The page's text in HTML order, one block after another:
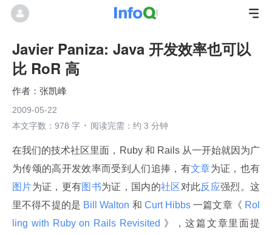
Javier Paniza: Java 开发效率也可以
比 RoR 高
张凯峰
2009-05-22
本文字数：978 字
阅读完需：约 3 分钟
在我们的技术社区里面，Ruby 和 Rails 从一开始就因为广
为传颂的高开发效率而受到人们追捧，有文章为证，也有
图片为证，更有图书为证，国内的社区对此反应强烈。这
里不得不提的是 Bill Walton 和 Curt Hibbs 一篇文章《 Rol
ling with Ruby on Rails Revisited 》，这篇文章里面提